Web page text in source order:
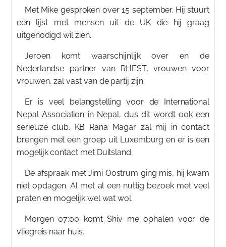
Met Mike gesproken over 15 september. Hij stuurt
een lijst met mensen uit de UK die hij graag
uitgenodigd wil zien.
Jeroen komt waarschijnlijk over en de
Nederlandse partner van RHEST, vrouwen voor
vrouwen, zal vast van de partij zijn.
Er is veel belangstelling voor de International
Nepal Association in Nepal, dus dit wordt ook een
serieuze club. KB Rana Magar zal mij in contact
brengen met een groep uit Luxemburg en er is een
mogelijk contact met Duitsland.
De afspraak met Jimi Oostrum ging mis, hij kwam
niet opdagen. Al met al een nuttig bezoek met veel
praten en mogelijk wel wat wol.
Morgen 07:00 komt Shiv me ophalen voor de
vliegreis naar huis.